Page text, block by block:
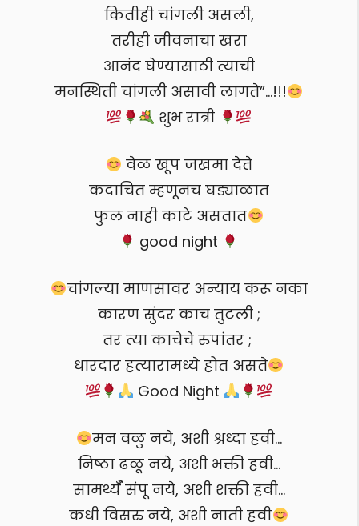
कितीही चांगली असली,
तरीही जीवनाचा खरा
आनंद घेण्यासाठी त्याची
मनस्थिती चांगली असावी लागते”…!!!
शुभ रात्री
वेळ खूप जखमा देते
कदाचित म्हणूनच घड्याळात
फुल नाही काटे असतात
good night
‎चांगल्या माणसावर अन्याय करू नका‬
कारण ‪सुंदर काच‬ तुटली ;
तर त्या ‪काचेचे रुपांतर ‬; ‎
धारदार हत्यारामध्ये‬ होत असते
Good Night
मन वळु नये, अशी श्रध्दा हवी…
निष्ठा ढळू नये, अशी भक्ती हवी…
सामर्थ्यँ संपू नये, अशी शक्ती हवी…
कधी विसरु नये, अशी नाती हवी